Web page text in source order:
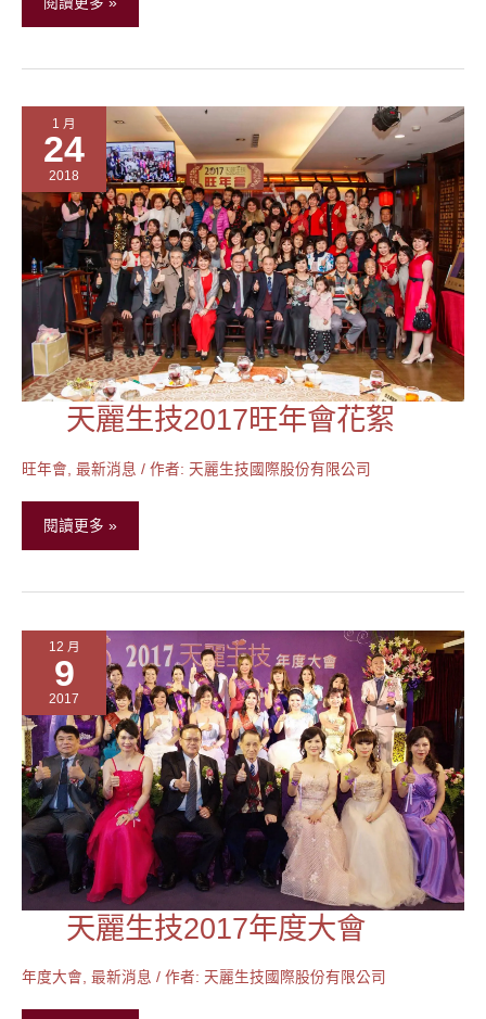
公
幕
誌
慶
1 月
24
2018
天麗生技2017旺年會花絮
旺年會 最新消息 / 作者: 天麗生技國際股份有限公司
生
2017
旺
花
閱讀更多 »
12 月
9
2017
天麗生技2017年度大會
年度大會 最新消息 / 作者: 天麗生技國際股份有限公司
生